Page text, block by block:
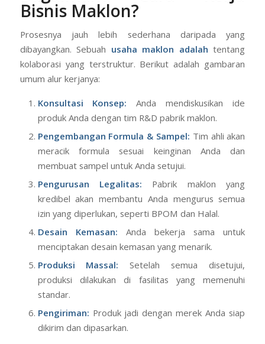
Bisnis Maklon?
Prosesnya jauh lebih sederhana daripada yang
dibayangkan. Sebuah usaha maklon adalah tentang
kolaborasi yang terstruktur. Berikut adalah gambaran
umum alur kerjanya:
Konsultasi Konsep: Anda mendiskusikan ide
produk Anda dengan tim R&D pabrik maklon.
Pengembangan Formula & Sampel: Tim ahli akan
meracik formula sesuai keinginan Anda dan
membuat sampel untuk Anda setujui.
Pengurusan Legalitas: Pabrik maklon yang
kredibel akan membantu Anda mengurus semua
izin yang diperlukan, seperti BPOM dan Halal.
Desain Kemasan: Anda bekerja sama untuk
menciptakan desain kemasan yang menarik.
Produksi Massal: Setelah semua disetujui,
produksi dilakukan di fasilitas yang memenuhi
standar.
Pengiriman: Produk jadi dengan merek Anda siap
dikirim dan dipasarkan.